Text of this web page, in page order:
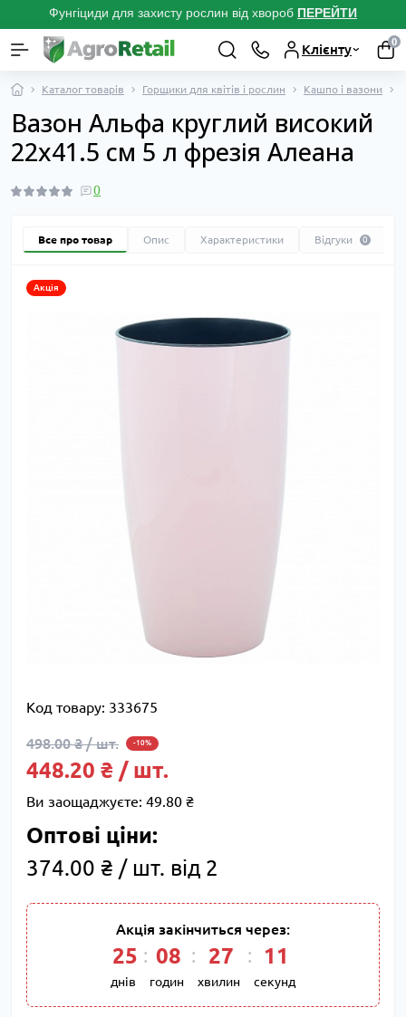
Фунгіциди для захисту рослин від хвороб ПЕРЕЙТИ
Клієнту
0
Каталог товарів Горщики для квітів і рослин Кашпо і вазони
Вазон Альфа круглий високий
22х41.5 см 5 л фрезія Алеана
0
Все про товар Опис Характеристики Відгуки 0
Акція
Код товару: 333675
498.00 ₴ / шт. -10%
448.20 ₴ / шт.
Ви заощаджуєте: 49.80 ₴
Оптові ціни:
374.00 ₴ / шт. від 2
Акція закінчиться через:
25
днів
08
годин
27
хвилин
11
секунд